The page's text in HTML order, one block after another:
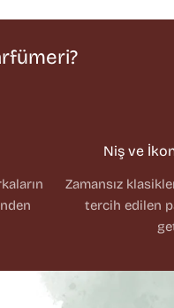
Niş ve
Zamansız
tercih edilen